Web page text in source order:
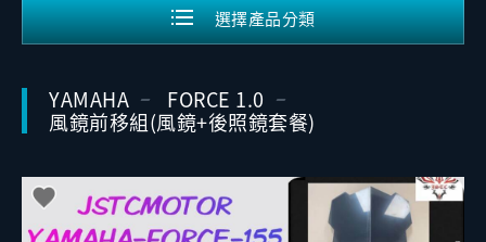
選擇產品分類
YAMAHA FORCE 1.0
風鏡前移組(風鏡+後照鏡套餐)